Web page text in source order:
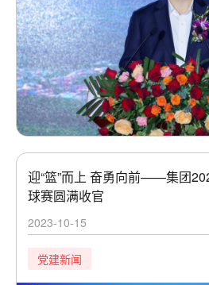
迎“篮”而上 奋勇向前——集团
球赛圆满收官
2023-10-15
党建新闻